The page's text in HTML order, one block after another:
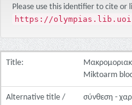
Please use this identifier to cite or
https://
Title:
Miktoarm
Alternative title /
σύνθεση -